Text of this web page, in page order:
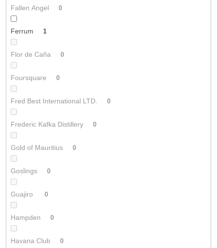
Fallen Angel 0
Ferrum 1
Flor de Caña 0
Foursquare 0
Fred Best International LTD. 0
Frederic Kafka Distillery 0
Gold of Mauritius 0
Goslings 0
Guajiro 0
Hampden 0
Havana Club 0